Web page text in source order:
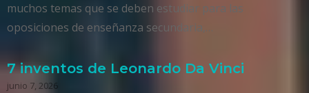
muchos temas que se deben estudiar para las
oposiciones de enseñanza secundaria,…
7 inventos de Leonardo Da Vinci
junio 7, 2026